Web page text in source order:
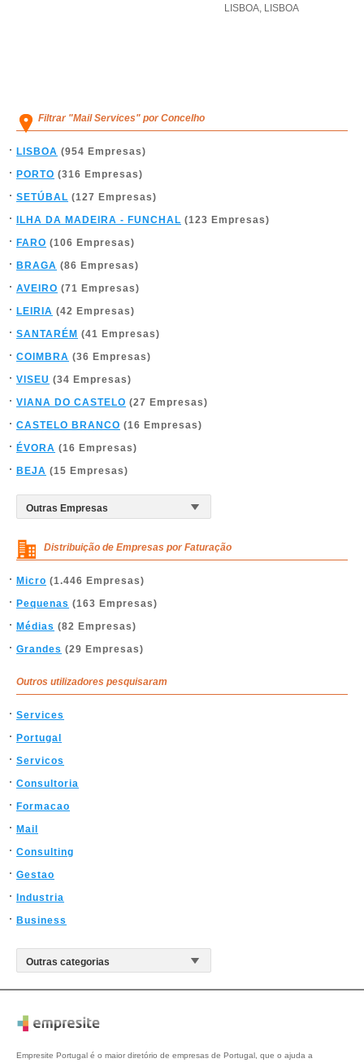
LISBOA, LISBOA
Filtrar "Mail Services" por Concelho
LISBOA (954 Empresas)
PORTO (316 Empresas)
SETÚBAL (127 Empresas)
ILHA DA MADEIRA - FUNCHAL (123 Empresas)
FARO (106 Empresas)
BRAGA (86 Empresas)
AVEIRO (71 Empresas)
LEIRIA (42 Empresas)
SANTARÉM (41 Empresas)
COIMBRA (36 Empresas)
VISEU (34 Empresas)
VIANA DO CASTELO (27 Empresas)
CASTELO BRANCO (16 Empresas)
ÉVORA (16 Empresas)
BEJA (15 Empresas)
Distribuição de Empresas por Faturação
Micro (1.446 Empresas)
Pequenas (163 Empresas)
Médias (82 Empresas)
Grandes (29 Empresas)
Outros utilizadores pesquisaram
Services
Portugal
Servicos
Consultoria
Formacao
Mail
Consulting
Gestao
Industria
Business
Empresite Portugal é o maior diretório de empresas de Portugal, que o ajuda a